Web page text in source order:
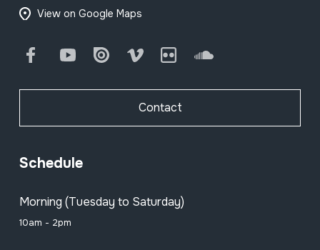
View on Google Maps
FacebookYoutube Issuu Vimeo Flickr SoundCloud
Contact
Schedule
Morning (Tuesday to Saturday)
10am - 2pm